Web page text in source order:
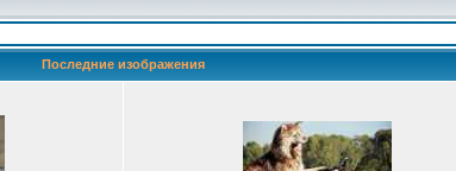
Последние изображения